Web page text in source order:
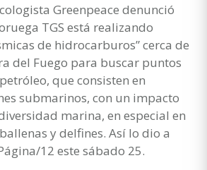
Greenpeace denunció
TGS está realizando
de hidrocarburos” cerca de
del Fuego para buscar puntos
que consisten en
submarinos, con un impacto
marina, en especial en
y delfines. Así lo dio a
12 este sábado 25.